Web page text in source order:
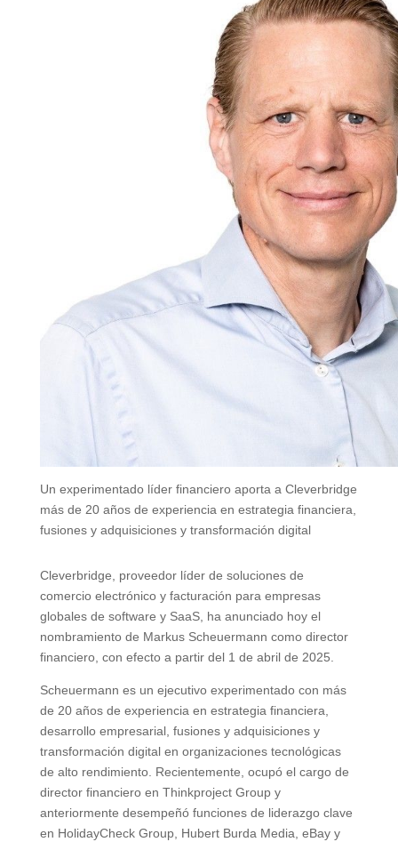
Un experimentado líder financiero aporta a Cleverbridge
más de 20 años de experiencia en estrategia financiera,
fusiones y adquisiciones y transformación digital
Cleverbridge, proveedor líder de soluciones de
comercio electrónico y facturación para empresas
globales de software y SaaS, ha anunciado hoy el
nombramiento de Markus Scheuermann como director
financiero, con efecto a partir del 1 de abril de 2025.
Scheuermann es un ejecutivo experimentado con más
de 20 años de experiencia en estrategia financiera,
desarrollo empresarial, fusiones y adquisiciones y
transformación digital en organizaciones tecnológicas
de alto rendimiento. Recientemente, ocupó el cargo de
director financiero en Thinkproject Group y
anteriormente desempeñó funciones de liderazgo clave
en HolidayCheck Group, Hubert Burda Media, eBay y